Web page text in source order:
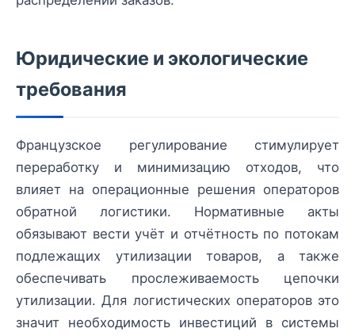
Юридические и экологические
требования
Французское регулирование стимулирует
переработку и минимизацию отходов, что
влияет на операционные решения операторов
обратной логистики. Нормативные акты
обязывают вести учёт и отчётность по потокам
подлежащих утилизации товаров, а также
обеспечивать прослеживаемость цепочки
утилизации. Для логистических операторов это
значит необходимость инвестиций в системы